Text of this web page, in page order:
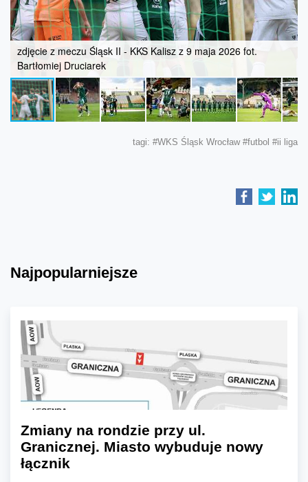
zdjęcie z meczu Śląsk II - KKS Kalisz z 9 maja 2026 fot.
Bartłomiej Druciarek
tagi: #WKS Śląsk Wrocław #futbol #ii liga
Najpopularniejsze
Zmiany na rondzie przy ul.
Granicznej. Miasto wybuduje nowy
łącznik